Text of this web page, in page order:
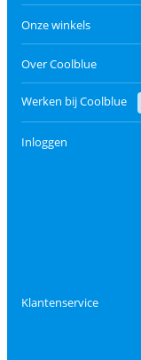
Onze winkels
Over Coolblue
Werken bij Coolblue
Inloggen
Klantenservice